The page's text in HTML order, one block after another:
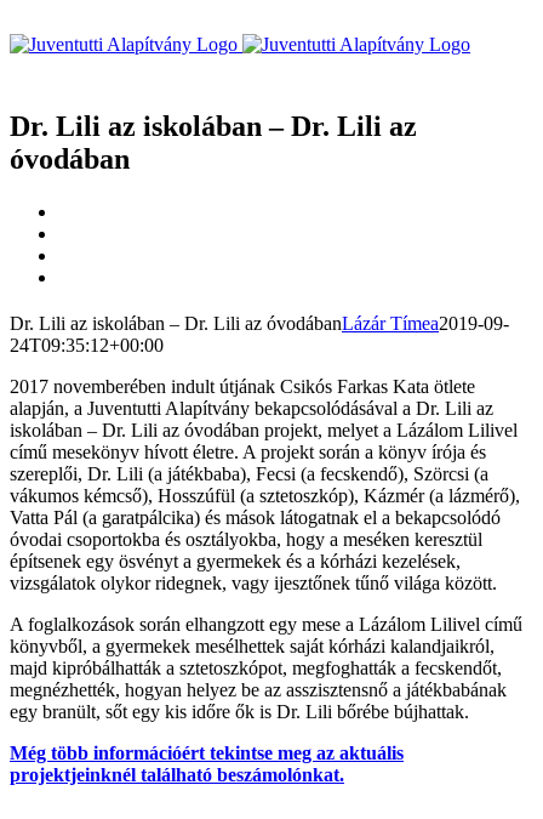
Dr. Lili az iskolában – Dr. Lili az
óvodában
Image
Dr. Lili az iskolában – Dr. Lili az óvodábanLázár Tímea2019-09-
24T09:35:12+00:00
2017 novemberében indult útjának Csikós Farkas Kata ötlete
alapján, a Juventutti Alapítvány bekapcsolódásával a Dr. Lili az
iskolában – Dr. Lili az óvodában projekt, melyet a Lázálom Lilivel
című mesekönyv hívott életre. A projekt során a könyv írója és
szereplői, Dr. Lili (a játékbaba), Fecsi (a fecskendő), Szörcsi (a
vákumos kémcső), Hosszúfül (a sztetoszkóp), Kázmér (a lázmérő),
Vatta Pál (a garatpálcika) és mások látogatnak el a bekapcsolódó
óvodai csoportokba és osztályokba, hogy a meséken keresztül
építsenek egy ösvényt a gyermekek és a kórházi kezelések,
vizsgálatok olykor ridegnek, vagy ijesztőnek tűnő világa között.
A foglalkozások során elhangzott egy mese a Lázálom Lilivel című
könyvből, a gyermekek mesélhettek saját kórházi kalandjaikról,
majd kipróbálhatták a sztetoszkópot, megfoghatták a fecskendőt,
megnézhették, hogyan helyez be az asszisztensnő a játékbabának
egy branült, sőt egy kis időre ők is Dr. Lili bőrébe bújhattak.
Még több információért tekintse meg az aktuális
projektjeinknél található beszámolónkat.